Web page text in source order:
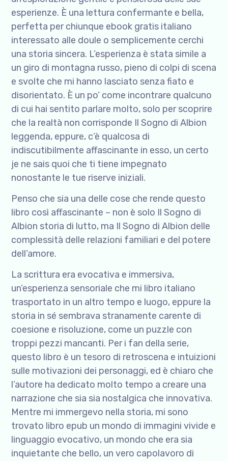
esperienze. È una lettura confermante e bella,
perfetta per chiunque ebook gratis italiano
interessato alle doule o semplicemente cerchi
una storia sincera. L’esperienza è stata simile a
un giro di montagna russo, pieno di colpi di scena
e svolte che mi hanno lasciato senza fiato e
disorientato. È un po’ come incontrare qualcuno
di cui hai sentito parlare molto, solo per scoprire
che la realtà non corrisponde Il Sogno di Albion
leggenda, eppure, c’è qualcosa di
indiscutibilmente affascinante in esso, un certo
je ne sais quoi che ti tiene impegnato
nonostante le tue riserve iniziali.
Penso che sia una delle cose che rende questo
libro così affascinante – non è solo Il Sogno di
Albion storia di lutto, ma Il Sogno di Albion delle
complessità delle relazioni familiari e del potere
dell’amore.
La scrittura era evocativa e immersiva,
un’esperienza sensoriale che mi libro italiano
trasportato in un altro tempo e luogo, eppure la
storia in sé sembrava stranamente carente di
coesione e risoluzione, come un puzzle con
troppi pezzi mancanti. Per i fan della serie,
questo libro è un tesoro di retroscena e intuizioni
sulle motivazioni dei personaggi, ed è chiaro che
l’autore ha dedicato molto tempo a creare una
narrazione che sia sia nostalgica che innovativa.
Mentre mi immergevo nella storia, mi sono
trovato libro epub un mondo di immagini vivide e
linguaggio evocativo, un mondo che era sia
inquietante che bello, un vero capolavoro di